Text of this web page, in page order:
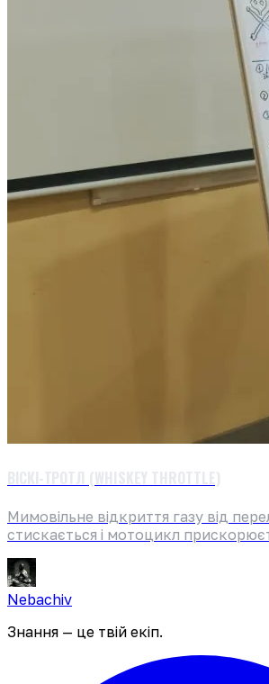
Мимовільне відкриття газу від
стискається і мотоцикл
Nebachiv
Знання — це твій екіп.